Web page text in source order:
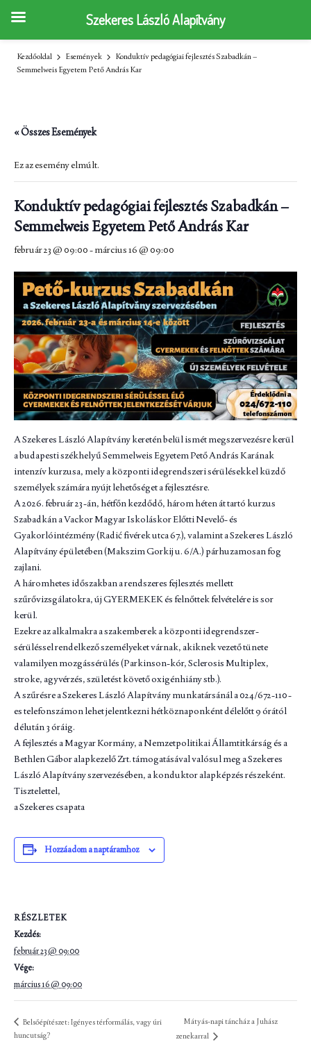
Kezdőoldal Események
Konduktív pedagógiai fejlesztés Szabadkán –
Semmelweis Egyetem Pető András Kar
« Összes Események
Ez az esemény elmúlt.
Konduktív pedagógiai fejlesztés Szabadkán –
Semmelweis Egyetem Pető András Kar
február 23 @ 09:00-március 16 @ 09:00
A Szekeres László Alapítvány keretén belül ismét megszervezésre kerül
a budapesti székhelyű Semmelweis Egyetem Pető András Karának
intenzív kurzusa, mely a központi idegrendszeri sérülésekkel küzdő
személyek számára nyújt lehetőséget a fejlesztésre.
A 2026. február 23-án, hétfőn kezdődő, három héten át tartó kurzus
Szabadkán a Vackor Magyar Iskoláskor Előtti Nevelő- és
Gyakorlóintézmény (Radić fivérek utca 67.), valamint a Szekeres László
Alapítvány épületében (Makszim Gorkij u. 6/A.) párhuzamosan fog
zajlani.
A háromhetes időszakban a rendszeres fejlesztés mellett
szűrővizsgálatokra, új GYERMEKEK és felnőttek felvételére is sor
kerül.
Ezekre az alkalmakra a szakemberek a központi idegrendszer-
sérüléssel rendelkező személyeket várnak, akiknek vezető tünete
valamilyen mozgássérülés (Parkinson-kór, Sclerosis Multiplex,
stroke, agyvérzés, születést követő oxigénhiány stb.).
A szűrésre a Szekeres László Alapítvány munkatársánál a 024/672-110-
es telefonszámon lehet jelentkezni hétköznaponként délelőtt 9 órától
délután 3 óráig.
A fejlesztés a Magyar Kormány, a Nemzetpolitikai Államtitkárság és a
Bethlen Gábor alapkezelő Zrt. támogatásával valósul meg a Szekeres
László Alapítvány szervezésében, a konduktor alapképzés részeként.
Tisztelettel,
a Szekeres csapata
Hozzáadom a naptáramhoz
RÉSZLETEK
Kezdés:
február 23 @ 09:00
Vége:
március 16 @ 09:00
Belsőépítészet: Igényes térformálás, vagy úri
huncutság?
Mátyás-napi táncház a Juhász
zenekarral
Szekeres László Alapítvány